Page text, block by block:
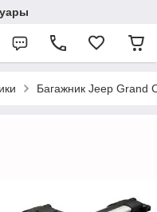
Багажник Jeep Grand